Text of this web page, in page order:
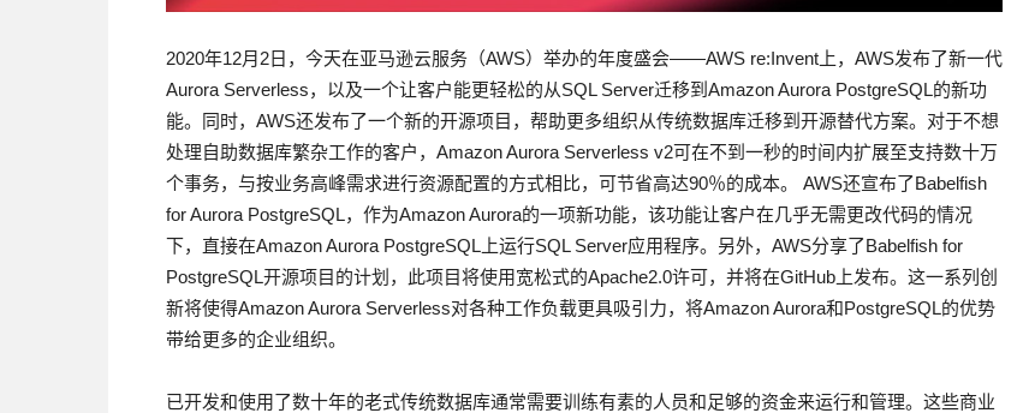
2020年12月2日，今天在亚马逊云服务（AWS）举办的年度盛会——AWS re:Invent上，AWS发布了新一代
Aurora Serverless，以及一个让客户能更轻松的从SQL Server迁移到Amazon Aurora PostgreSQL的新功
能。同时，AWS还发布了一个新的开源项目，帮助更多组织从传统数据库迁移到开源替代方案。对于不想
处理自助数据库繁杂工作的客户，Amazon Aurora Serverless v2可在不到一秒的时间内扩展至支持数十万
个事务，与按业务高峰需求进行资源配置的方式相比，可节省高达90％的成本。 AWS还宣布了Babelfish
for Aurora PostgreSQL，作为Amazon Aurora的一项新功能，该功能让客户在几乎无需更改代码的情况
下，直接在Amazon Aurora PostgreSQL上运行SQL Server应用程序。另外，AWS分享了Babelfish for
PostgreSQL开源项目的计划，此项目将使用宽松式的Apache2.0许可，并将在GitHub上发布。这一系列创
新将使得Amazon Aurora Serverless对各种工作负载更具吸引力，将Amazon Aurora和PostgreSQL的优势
带给更多的企业组织。
已开发和使用了数十年的老式传统数据库通常需要训练有素的人员和足够的资金来运行和管理。这些商业